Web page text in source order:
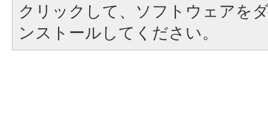
クリックして、ソフトウェアを
ンストールしてください。